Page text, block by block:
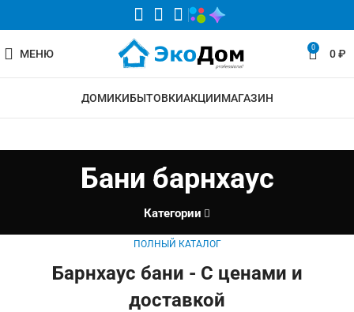
МЕНЮ 0 0₽
ДОМИКИБЫТОВКИАКЦИИМАГАЗИН
Бани барнхаус
Категории
ПОЛНЫЙ КАТАЛОГ
Барнхаус бани - С ценами и
доставкой